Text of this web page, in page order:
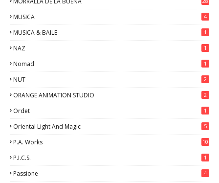
MUSICA 4
MUSICA & BAILE 1
NAZ 1
Nomad 1
NUT 2
ORANGE ANIMATION STUDIO 2
Ordet 1
Oriental Light And Magic 5
P.A. Works 10
P.I.C.S. 1
Passione 4